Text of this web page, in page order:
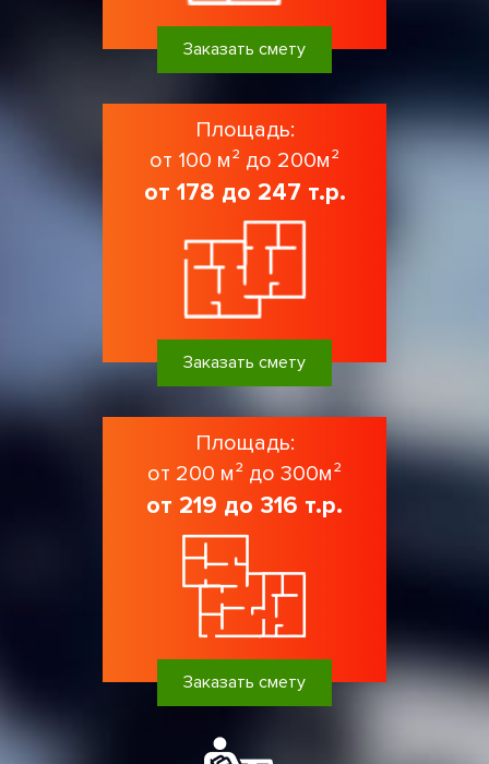
Заказать смету
Площадь:
от 100 м² до 200м²
от 178 до 247 т.р.
Заказать смету
Площадь:
от 200 м² до 300м²
от 219 до 316 т.р.
Заказать смету